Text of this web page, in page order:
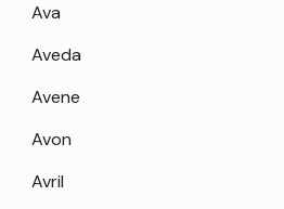
Ava
Aveda
Avene
Avon
Avril